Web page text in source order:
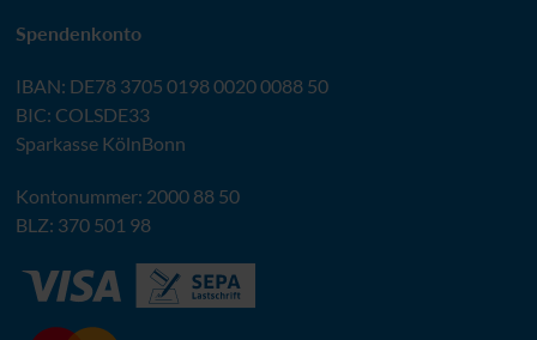
Spendenkonto
IBAN: DE78 3705 0198 0020 0088 50
BIC: COLSDE33
Sparkasse KölnBonn
Kontonummer: 2000 88 50
BLZ: 370 501 98